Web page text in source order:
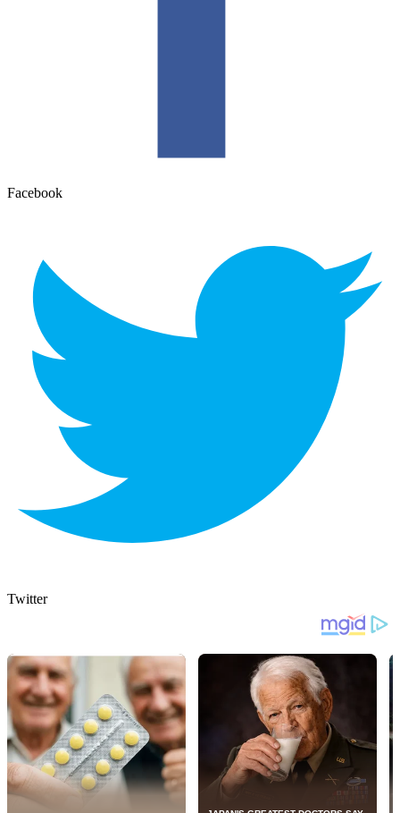
Facebook
Twitter